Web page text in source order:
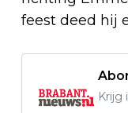
feest deed hij
Krijg